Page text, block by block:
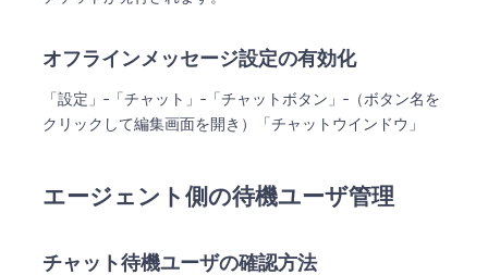
オフラインメッセージ設定の有効化
「設定」‐「チャット」‐「チャットボタン」‐（ボタン名を
クリックして編集画面を開き）「チャットウインドウ」
エージェント側の待機ユーザ管理
チャット待機ユーザの確認方法